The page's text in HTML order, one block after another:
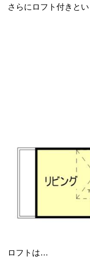
さらにロフト付きと
ロフトは…